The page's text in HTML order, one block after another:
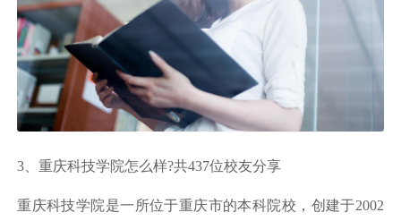
3、重庆科技学院怎么样?共437位校友分享
重庆科技学院是一所位于重庆市的本科院校，创建于2002